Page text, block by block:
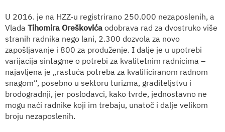
U 2016. je na HZZ-u registrirano 250.000 nezaposlenih, a
Vlada Tihomira Oreškovića odobrava rad za dvostruko više
stranih radnika nego lani, 2.300 dozvola za novo
zapošljavanje i 800 za produženje. I dalje je u upotrebi
varijacija sintagme o potrebi za kvalitetnim radnicima –
najavljena je „rastuća potreba za kvalificiranom radnom
snagom“, posebno u sektoru turizma, graditeljstvu i
brodogradnji, jer poslodavci, kako tvrde, jednostavno ne
mogu naći radnike koji im trebaju, unatoč i dalje velikom
broju nezaposlenih.